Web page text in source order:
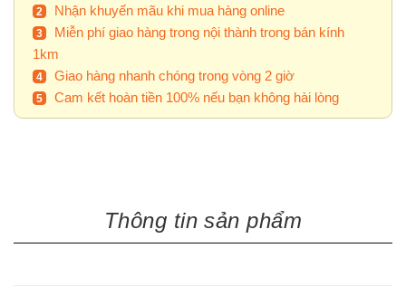
Nhận khuyến mãu khi mua hàng online
Miễn phí giao hàng trong nội thành trong bán kính
1km
Giao hàng nhanh chóng trong vòng 2 giờ
Cam kết hoàn tiền 100% nếu bạn không hài lòng
Thông tin sản phẩm